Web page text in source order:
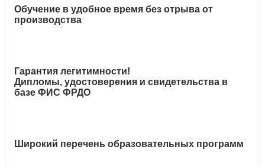
Обучение в удобное время без отрыва от
производства
Гарантия легитимности!
Дипломы, удостоверения и свидетельства в
базе ФИС ФРДО
Широкий перечень образовательных программ